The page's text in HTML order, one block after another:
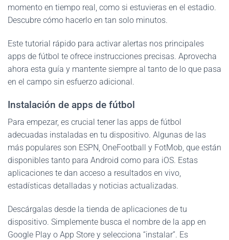
momento en tiempo real, como si estuvieras en el estadio.
Descubre cómo hacerlo en tan solo minutos.
Este tutorial rápido para activar alertas nos principales
apps de fútbol te ofrece instrucciones precisas. Aprovecha
ahora esta guía y mantente siempre al tanto de lo que pasa
en el campo sin esfuerzo adicional.
Instalación de apps de fútbol
Para empezar, es crucial tener las apps de fútbol
adecuadas instaladas en tu dispositivo. Algunas de las
más populares son ESPN, OneFootball y FotMob, que están
disponibles tanto para Android como para iOS. Estas
aplicaciones te dan acceso a resultados en vivo,
estadísticas detalladas y noticias actualizadas.
Descárgalas desde la tienda de aplicaciones de tu
dispositivo. Simplemente busca el nombre de la app en
Google Play o App Store y selecciona “instalar”. Es